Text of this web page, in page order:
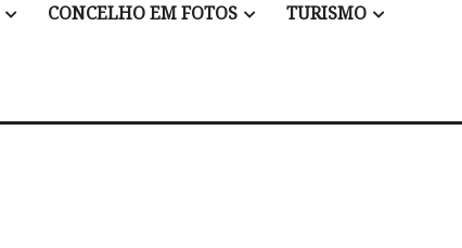
CONCELHO EM FOTOS TURISMO